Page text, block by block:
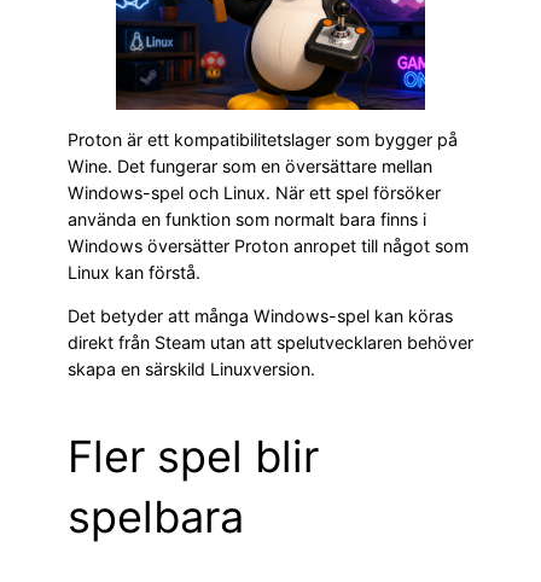
Proton är ett kompatibilitetslager som bygger på
Wine. Det fungerar som en översättare mellan
Windows-spel och Linux. När ett spel försöker
använda en funktion som normalt bara finns i
Windows översätter Proton anropet till något som
Linux kan förstå.
Det betyder att många Windows-spel kan köras
direkt från Steam utan att spelutvecklaren behöver
skapa en särskild Linuxversion.
Fler spel blir
spelbara